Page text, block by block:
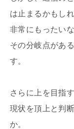
は止まるかもしれ
非常にもったいな
その分岐点があ
す。
さらに上を目指
現状を頂上と判
か。